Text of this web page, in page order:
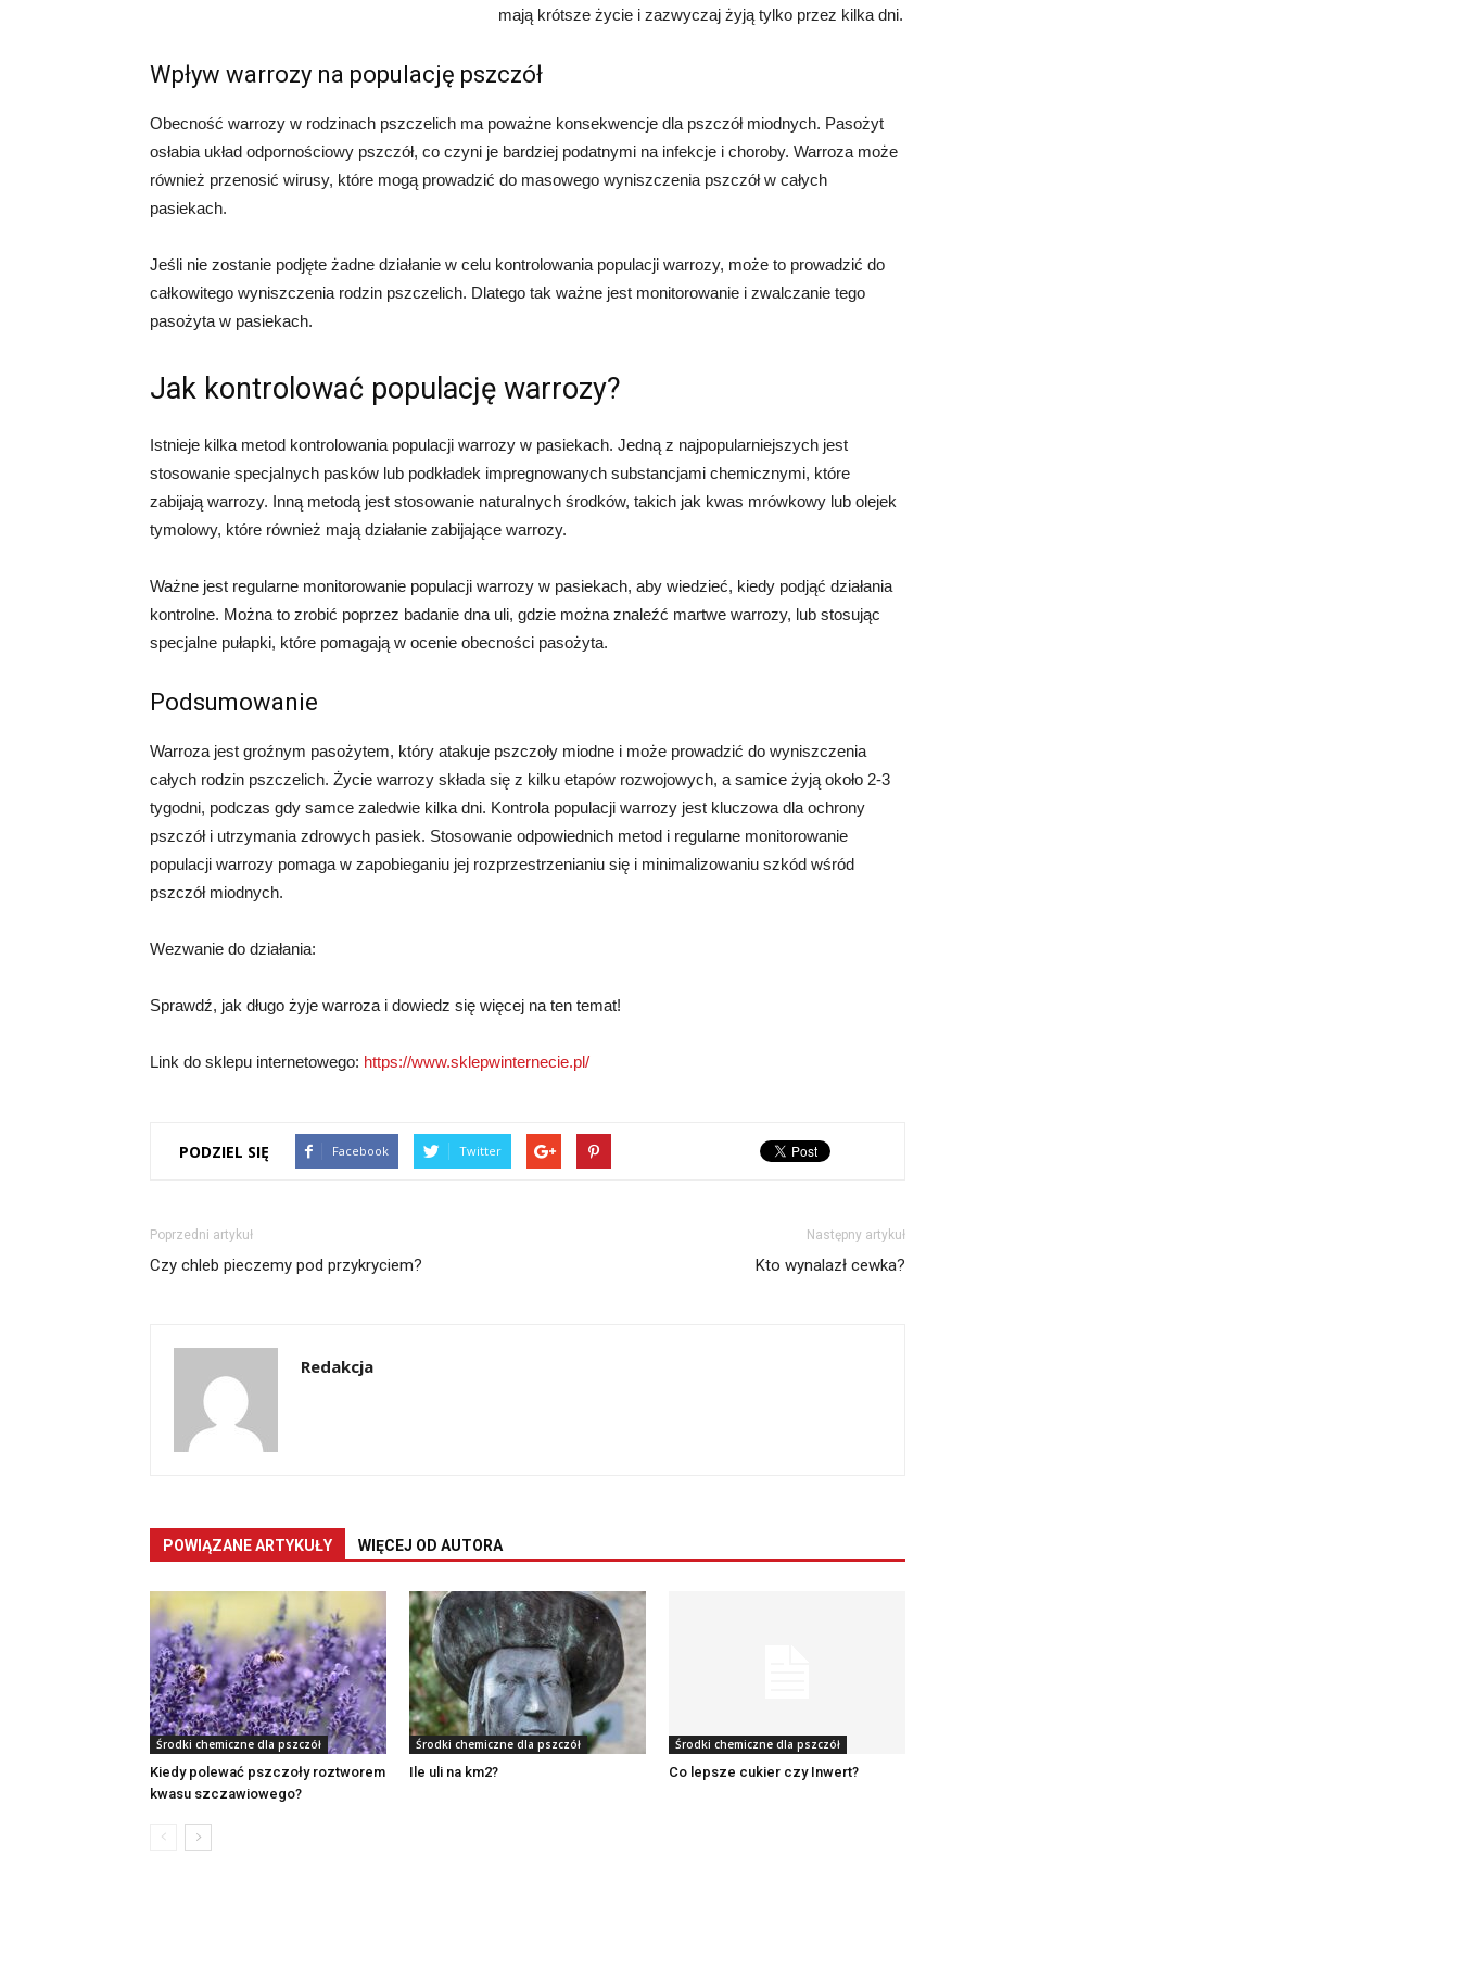
mają krótsze życie i zazwyczaj żyją tylko przez kilka dni.
Wpływ warrozy na populację pszczół
Obecność warrozy w rodzinach pszczelich ma poważne konsekwencje dla pszczół miodnych. Pasożyt
osłabia układ odpornościowy pszczół, co czyni je bardziej podatnymi na infekcje i choroby. Warroza może
również przenosić wirusy, które mogą prowadzić do masowego wyniszczenia pszczół w całych
pasiekach.
Jeśli nie zostanie podjęte żadne działanie w celu kontrolowania populacji warrozy, może to prowadzić do
całkowitego wyniszczenia rodzin pszczelich. Dlatego tak ważne jest monitorowanie i zwalczanie tego
pasożyta w pasiekach.
Jak kontrolować populację warrozy?
Istnieje kilka metod kontrolowania populacji warrozy w pasiekach. Jedną z najpopularniejszych jest
stosowanie specjalnych pasków lub podkładek impregnowanych substancjami chemicznymi, które
zabijają warrozy. Inną metodą jest stosowanie naturalnych środków, takich jak kwas mrówkowy lub olejek
tymolowy, które również mają działanie zabijające warrozy.
Ważne jest regularne monitorowanie populacji warrozy w pasiekach, aby wiedzieć, kiedy podjąć działania
kontrolne. Można to zrobić poprzez badanie dna uli, gdzie można znaleźć martwe warrozy, lub stosując
specjalne pułapki, które pomagają w ocenie obecności pasożyta.
Podsumowanie
Warroza jest groźnym pasożytem, który atakuje pszczoły miodne i może prowadzić do wyniszczenia
całych rodzin pszczelich. Życie warrozy składa się z kilku etapów rozwojowych, a samice żyją około 2-3
tygodni, podczas gdy samce zaledwie kilka dni. Kontrola populacji warrozy jest kluczowa dla ochrony
pszczół i utrzymania zdrowych pasiek. Stosowanie odpowiednich metod i regularne monitorowanie
populacji warrozy pomaga w zapobieganiu jej rozprzestrzenianiu się i minimalizowaniu szkód wśród
pszczół miodnych.
Wezwanie do działania:
Sprawdź, jak długo żyje warroza i dowiedz się więcej na ten temat!
Link do sklepu internetowego: https://www.sklepwinternecie.pl/
PODZIEL SIĘ Facebook Twitter
Poprzedni artykuł
Czy chleb pieczemy pod przykryciem?
Następny artykuł
Kto wynalazł cewka?
Redakcja
POWIĄZANE ARTYKUŁY WIĘCEJ OD AUTORA
Środki chemiczne dla pszczół
Kiedy polewać pszczoły roztworem
kwasu szczawiowego?
Środki chemiczne dla pszczół
Ile uli na km2?
Środki chemiczne dla pszczół
Co lepsze cukier czy Inwert?